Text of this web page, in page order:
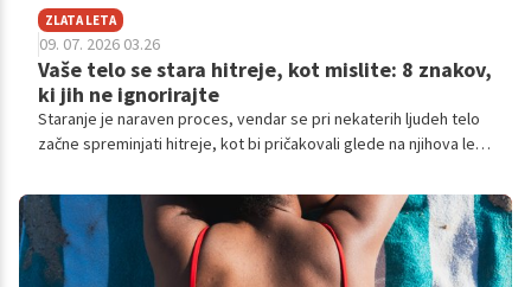
ZLATA LETA
09. 07. 2026 03.26
Vaše telo se stara hitreje, kot mislite: 8 znakov,
ki jih ne ignorirajte
Staranje je naraven proces, vendar se pri nekaterih ljudeh telo
začne spreminjati hitreje, kot bi pričakovali glede na njihova leta.
pomanjkanju spanja ali "normalnim letom".